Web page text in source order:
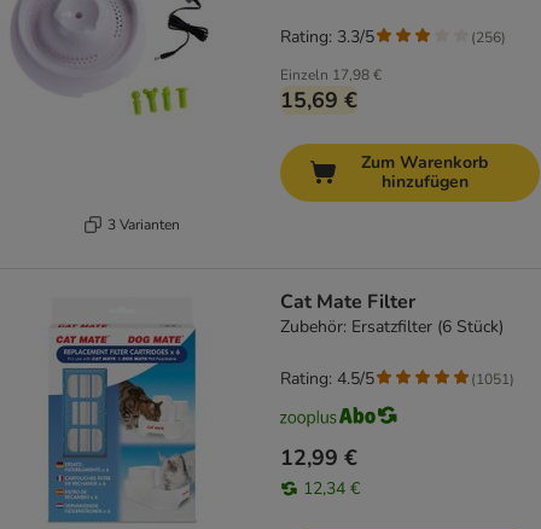
3 Varianten
Einzeln 17,98 €
15,69 €
Rating: 3.3/5 (256)
Zum Warenkorb
hinzufügen
Cat Mate Filter
Zubehör: Ersatzfilter (6 Stück)
12,99 €
12,34 €
Rating: 4.5/5 (1051)